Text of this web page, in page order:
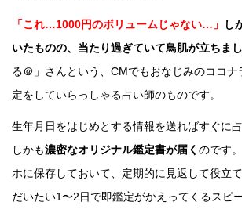
「これ…1000円のボリュームじゃない…」
し
いたものの、当たり過ぎていて鳥肌が立ちまし
る＠」さんという、CMでもおなじみのココ
定をしていらっしゃる占い師のものです。
生年月日をはじめとする情報を送ればすぐに
しかも濃密なオリジナル鑑定書が届く のです
ホに保存しておいて、定期的に見返して役立
だいたい1〜2日で即鑑定がかえってくるスピ